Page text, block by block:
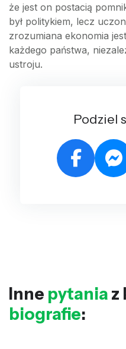
że jest on postacią
był politykiem, lecz
zrozumiana ekonomia
każdego państwa,
ustroju.
Podziel
Inne pytania z
biografie: